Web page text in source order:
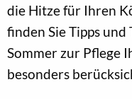
die Hitze für Ihren
finden Sie Tipps und
Sommer zur Pflege
besonders